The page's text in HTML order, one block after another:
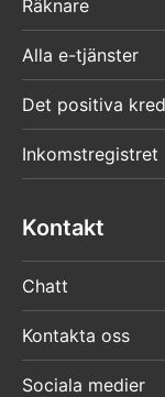
Räknare
Alla e-tjänster
Det positiva
Inkomstregistret
Kontakt
Chatt
Kontakta oss
Sociala medier